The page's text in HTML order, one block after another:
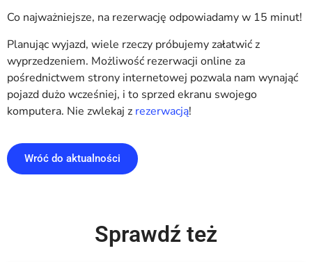
Co najważniejsze, na rezerwację odpowiadamy w 15 minut!
Planując wyjazd, wiele rzeczy próbujemy załatwić z
wyprzedzeniem. Możliwość rezerwacji online za
pośrednictwem strony internetowej pozwala nam wynająć
pojazd dużo wcześniej, i to sprzed ekranu swojego
komputera. Nie zwlekaj z rezerwacją!
Wróć do aktualności
Sprawdź też